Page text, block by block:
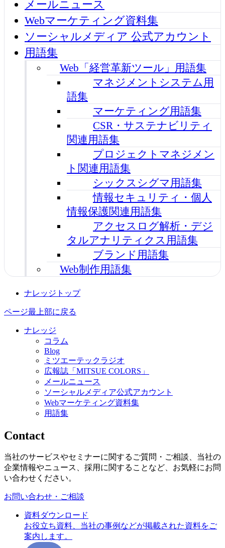
メールニュース
Webマーケティング資料集
ソーシャルメディア 公式アカウント
用語集
Web「経営革新ツール」用語集
マネジメントシステム用
語集
マーケティング用語集
CSR・サステナビリティ
関連用語集
プロジェクトマネジメン
ト関連用語集
シックスシグマ用語集
情報セキュリティ・個人
情報保護関連用語集
アクセスログ解析・デジ
タルアナリティクス用語集
ブランド用語集
Web制作用語集
ナレッジトップ
ページ最上部に戻る
ナレッジ
コラム
Blog
ミツエーテックラジオ
広報誌「MITSUE COLORS」
メールニュース
ソーシャルメディア公式アカウント
Webマーケティング資料集
用語集
Contact
当社のサービスやセミナーに関するご質問・ご相談、当社の
企業情報やニュース、採用に関することなど、お気軽にお問
い合わせください。
お問い合わせ・ご相談
資料ダウンロード
お役立ち資料、当社の事例などが掲載された資料をご
案内します。